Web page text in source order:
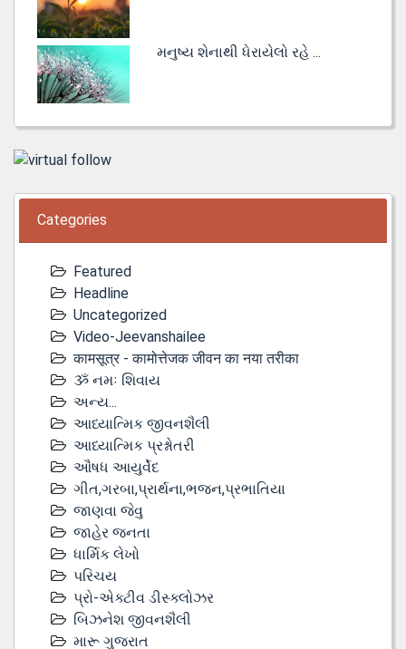
મનુષ્ય શેનાથી ધેરાયેલો રહે ...
Categories
Featured
Headline
Uncategorized
Video-Jeevanshailee
कामसूत्र - कामोत्तेजक जीवन का नया तरीका
ૐ નમઃ શિવાય
અન્ય...
આધ્યાત્મિક જીવનશૈલી
આધ્યાત્મિક પ્રશ્નોતરી
ઔષધ આયુર્વેદ
ગીત,ગરબા,પ્રાર્થના,ભજન,પ્રભાતિયા
જાણવા જેવુ
જાહેર જનતા
ધાર્મિક લેખો
પરિચય
પ્રો-એક્ટીવ ડીસ્‍ક્લોઝર
બિઝનેશ જીવનશૈલી
મારૂ ગુજરાત